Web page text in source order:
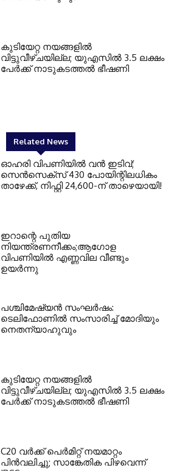
കുടിയേറ്റ നയങ്ങളില്‍
വിട്ടുവീഴ്ചയില്ല; യുഎസില്‍ 3.5 ലക്ഷം
പേര്‍ക്ക് നാടുകടത്തല്‍ ഭീഷണി
Related News
ഓഹരി വിപണിയില്‍ വന്‍ ഇടിവ്;
സെന്‍സെക്‌സ് 430 പോയിന്റിലധികം
താഴേക്ക്, നിഫ്റ്റി 24,600-ന് താഴെയായി!
ഇറാന്റെ പുതിയ
നിയന്ത്രണനീക്കം;ആഗോള
വിപണിയിൽ എണ്ണവില വീണ്ടും
ഉയർന്നു
പശ്ചിമേഷ്യന്‍ സംഘര്‍ഷം:
ടെലിഫോണില്‍ സംസാരിച്ച് മോദിയും
നെതന്യാഹുവും
കുടിയേറ്റ നയങ്ങളില്‍
വിട്ടുവീഴ്ചയില്ല; യുഎസില്‍ 3.5 ലക്ഷം
പേര്‍ക്ക് നാടുകടത്തല്‍ ഭീഷണി
C20 വര്‍ക്ക് പെര്‍മിറ്റ് നയമാറ്റം
പിന്‍വലിച്ചു; സാങ്കേതിക പിഴവെന്ന്